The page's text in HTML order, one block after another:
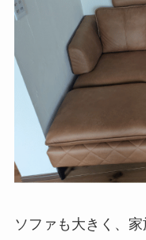
ソファも大きく、